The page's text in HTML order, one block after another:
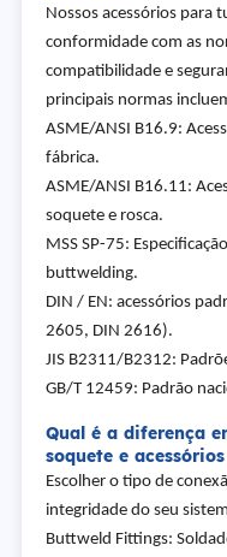
Nossos acessórios para
conformidade com as
compatibilidade e
principais normas
ASME/ANSI B16.9:
fábrica.
ASME/ANSI B16.11:
soquete e rosca.
MSS SP-75:
buttwelding.
DIN / EN: acessórios
2605, DIN 2616).
JIS B2311/B2312:
GB/T 12459: Padrão
Qual é a diferença
soquete e
Escolher o tipo de
integridade do seu
Buttweld Fittings: